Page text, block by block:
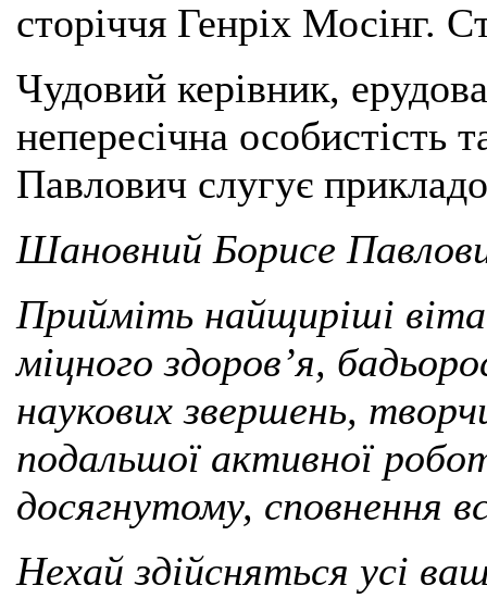
сторіччя Генріх Мосінг.
Чудовий керівник,
непересічна особистість
Павлович слугує
Шановний Борисе
Прийміть найщиріші
міцного здоров’я,
наукових звершень,
подальшої активної
досягнутому, сповнення
Нехай здійсняться усі